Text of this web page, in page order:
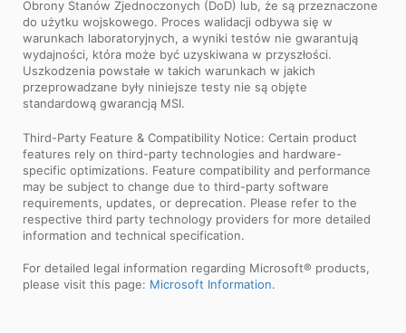
Obrony Stanów Zjednoczonych (DoD) lub, że są przeznaczone
do użytku wojskowego. Proces walidacji odbywa się w
warunkach laboratoryjnych, a wyniki testów nie gwarantują
wydajności, która może być uzyskiwana w przyszłości.
Uszkodzenia powstałe w takich warunkach w jakich
przeprowadzane były niniejsze testy nie są objęte
standardową gwarancją MSI.
Third-Party Feature & Compatibility Notice: Certain product
features rely on third-party technologies and hardware-
specific optimizations. Feature compatibility and performance
may be subject to change due to third-party software
requirements, updates, or deprecation. Please refer to the
respective third party technology providers for more detailed
information and technical specification.
For detailed legal information regarding Microsoft® products,
please visit this page: Microsoft Information.